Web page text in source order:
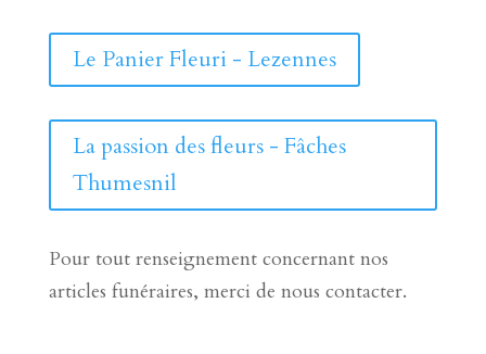
Le Panier Fleuri - Lezennes
La passion des fleurs - Fâches
Thumesnil
Pour tout renseignement concernant nos
articles funéraires, merci de nous contacter.